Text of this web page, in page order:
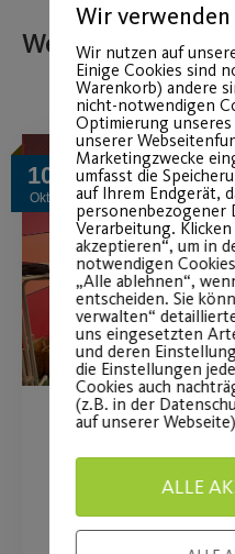
Weitere Beiträge
10
Okt.
EU Projekt
Freiburger
Wir verwenden
Wir nutzen auf
Einige Cookies sind
Warenkorb) andere
nicht-notwendigen
Optimierung
unserer
Marketingzwecke
umfasst die
auf Ihrem Endgerät,
personenbezogener
Verarbeitung. Klicken
akzeptieren“, um in
notwendigen
„Alle ablehnen“,
entscheiden. Sie
verwalten“
uns eingesetzten
und deren
die Einstellungen
Cookies auch
(z.B. in der
auf unserer
ALLE